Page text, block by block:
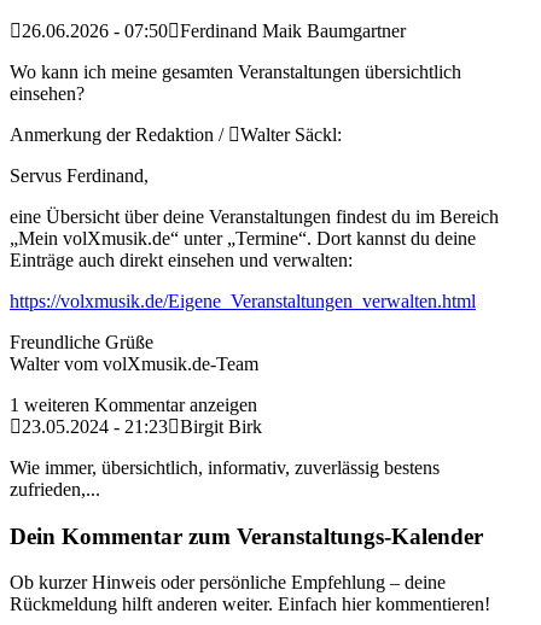
26.06.2026 - 07:50 Ferdinand Maik Baumgartner
Wo kann ich meine gesamten Veranstaltungen übersichtlich
einsehen?
Anmerkung der Redaktion /
Walter Säckl:
Servus Ferdinand,
eine Übersicht über deine Veranstaltungen findest du im Bereich
„Mein volXmusik.de“ unter „Termine“. Dort kannst du deine
Einträge auch direkt einsehen und verwalten:
https://volxmusik.de/Eigene_Veranstaltungen_verwalten.html
Freundliche Grüße
Walter vom volXmusik.de-Team
1 weiteren Kommentar anzeigen
23.05.2024 - 21:23 Birgit Birk
Wie immer, übersichtlich, informativ, zuverlässig bestens
zufrieden,...
Dein Kommentar zum Veranstaltungs-Kalender
Ob kurzer Hinweis oder persönliche Empfehlung – deine
Rückmeldung hilft anderen weiter. Einfach hier kommentieren!